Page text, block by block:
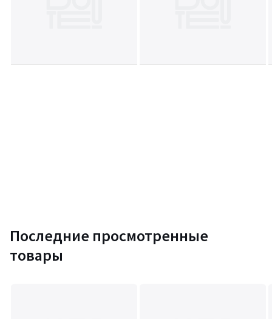
Последние просмотренные
товары